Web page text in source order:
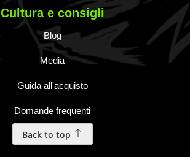
Cultura e consigli
Blog
Media
Guida all'acquisto
Domande frequenti
Back to top